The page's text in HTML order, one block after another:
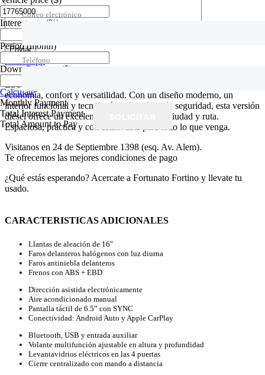
WhatsApp
La Ford EcoSport es la SUV compacta ideal para quienes buscan
economía, confort y versatilidad. Con un diseño moderno, un
interior funcional y tecnología enfocada en la seguridad, esta versión
diésel ofrece un excelente rendimiento para ciudad y ruta.
Espaciosa, práctica y con estilo: lista para todo lo que venga.
Visitanos en 24 de Septiembre 1398 (esq. Av. Alem).
Te ofrecemos las mejores condiciones de pago
¿Qué estás esperando? Acercate a Fortunato Fortino y llevate tu
usado.
CARACTERISTICAS ADICIONALES
Llantas de aleación de 16″
Faros delanteros halógenos con luz diurna
Faros antiniebla delanteros
Frenos con ABS + EBD
Dirección asistida electrónicamente
Aire acondicionado manual
Pantalla táctil de 6.5” con SYNC
Conectividad: Android Auto y Apple CarPlay
Bluetooth, USB y entrada auxiliar
Volante multifunción ajustable en altura y profundidad
Levantavidrios eléctricos en las 4 puertas
Cierre centralizado con mando a distancia
Interest rate (%)
Period(month)
Down Payment ($)
Calculate
Monthly Payment
Total Interest Payment
Total Amount to Pay
Correo electrónico
Teléfono